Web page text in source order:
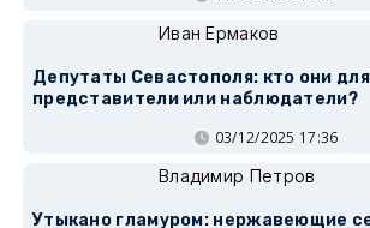
Иван Ермаков
Депутаты Севастополя: кто они
представители или наблюдатели?
03/12/2025 17:36
Владимир Петров
Утыкано гламуром: нержавеющие